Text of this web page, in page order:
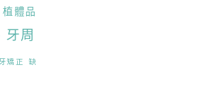
植體品
牙周
矯正 缺